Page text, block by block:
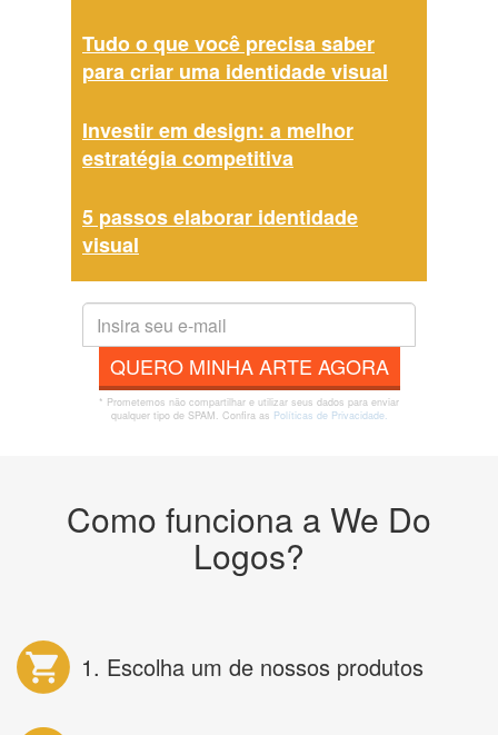
Tudo o que você precisa saber
para criar uma identidade visual
Investir em design: a melhor
estratégia competitiva
5 passos elaborar identidade
visual
QUERO MINHA ARTE AGORA
* Prometemos não compartilhar e utilizar seus dados para enviar
qualquer tipo de SPAM. Confira as Políticas de Privacidade.
Como funciona a We Do
Logos?
1. Escolha um de nossos produtos